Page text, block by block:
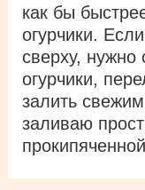
как бы
огурчики.
сверху, нужно
огурчики,
залить
заливаю